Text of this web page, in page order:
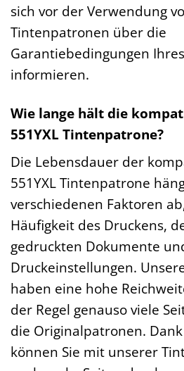
sich vor der Verwendung
Tintenpatronen über die
Garantiebedingungen
informieren.
Wie lange hält die
551YXL Tintenpatrone?
Die Lebensdauer der
551YXL Tintenpatrone
verschiedenen Faktoren
Häufigkeit des Druckens,
gedruckten Dokumente
Druckeinstellungen.
haben eine hohe
der Regel genauso viele
die Originalpatronen.
können Sie mit unserer